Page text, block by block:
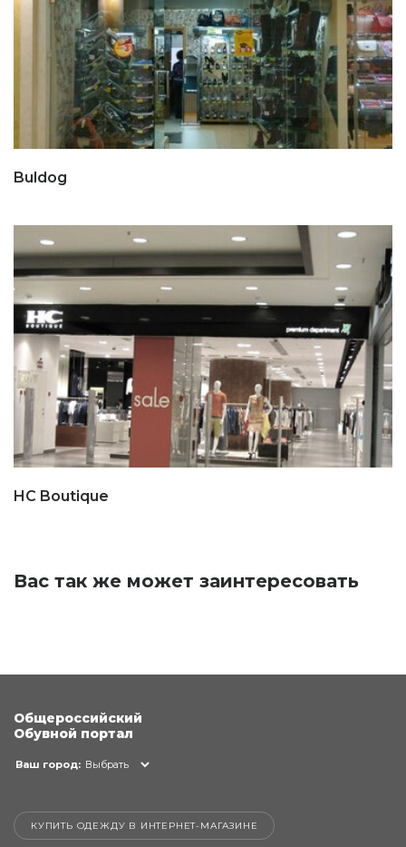
Buldog
HC Boutique
Вас так же может заинтересовать
Общероссийский
Обувной портал
Ваш город: Выбрать
КУПИТЬ ОДЕЖДУ В ИНТЕРНЕТ-МАГАЗИНЕ